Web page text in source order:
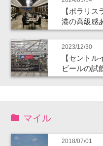
【ポラリ
港の高級感
2023/12/30
【セント
ビールの試
マイル
2018/07/01